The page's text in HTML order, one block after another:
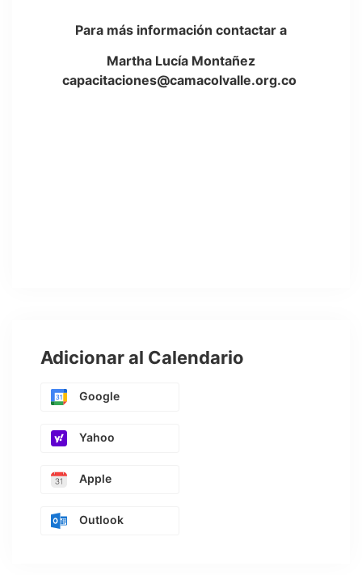
Para más información contactar a
Martha Lucía Montañez
capacitaciones@camacolvalle.org.co
Adicionar al Calendario
Google
Yahoo
Apple
Outlook